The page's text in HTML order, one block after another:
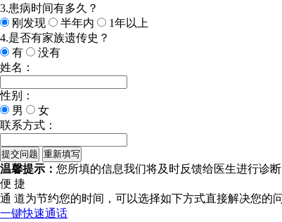
3.患病时间有多久？
刚发现
半年内
1年以上
4.是否有家族遗传史？
有
没有
姓名：
性别：
男
女
联系方式：
温馨提示： 您所填的信息我们将及时反馈给医生进行诊
便 捷
通 道为节约您的时间，可以选择如下方式直接解决您的问
一键快速通话